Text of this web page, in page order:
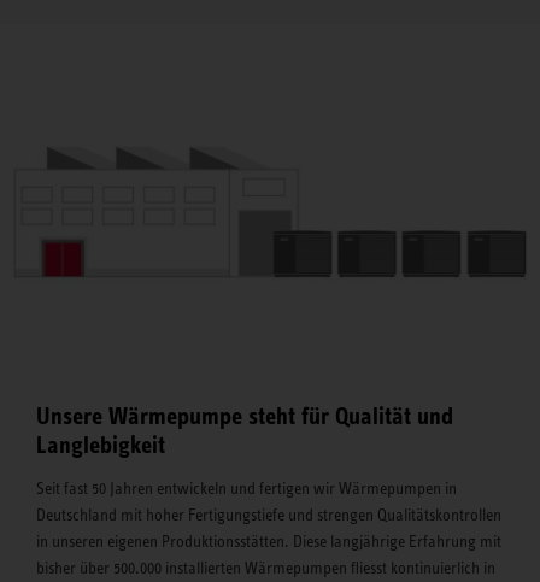
Unsere Wärmepumpe steht für Qualität und
Langlebigkeit
Seit fast 50 Jahren entwickeln und fertigen wir Wärmepumpen in
Deutschland mit hoher Fertigungstiefe und strengen Qualitätskontrollen
in unseren eigenen Produktionsstätten. Diese langjährige Erfahrung mit
bisher über 500.000 installierten Wärmepumpen fliesst kontinuierlich in